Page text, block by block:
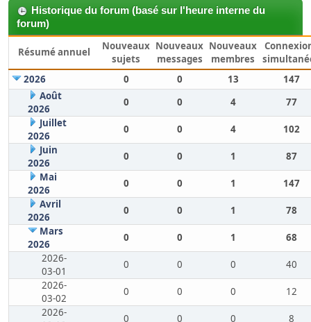
Historique du forum (basé sur l'heure interne du
forum)
Résumé annuel
Nouveaux
sujets
Nouveaux
messages
Nouveaux
membres
2026
0 0 13
147
Août
2026
0 0 4
77
Juillet
2026
0 0 4
102
Juin
2026
0 0 1
87
Mai
2026
0 0 1
147
Avril
2026
0 0 1
78
Mars
2026
0 0 1
68
2026-
03-01
0 0 0
40
2026-
03-02
0 0 0
12
2026-
0 0 0
8